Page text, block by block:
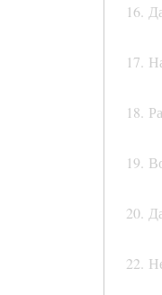
16.
17.
18.
19.
20.
22.